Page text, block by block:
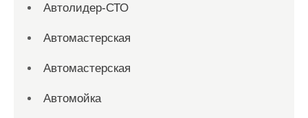
Автолидер-СТО
Автомастерская
Автомастерская
Автомойка